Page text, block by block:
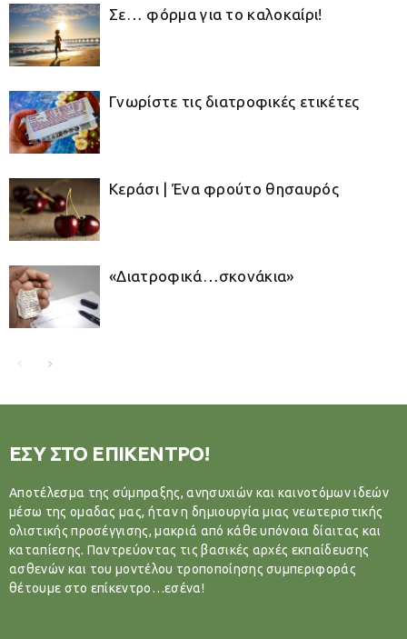
Σε… φόρμα για το καλοκαίρι!
Γνωρίστε τις διατροφικές ετικέτες
Κεράσι | Ένα φρούτο θησαυρός
«Διατροφικά…σκονάκια»
ΕΣΥ ΣΤΟ ΕΠΙΚΕΝΤΡΟ!
Αποτέλεσμα της σύμπραξης, ανησυχιών και καινοτόμων ιδεών
μέσω της ομαδας μας, ήταν η δημιουργία μιας νεωτεριστικής
ολιστικής προσέγγισης, μακριά από κάθε υπόνοια δίαιτας και
καταπίεσης. Παντρεύοντας τις βασικές αρχές εκπαίδευσης
ασθενών και του μοντέλου τροποποίησης συμπεριφοράς
θέτουμε στο επίκεντρο…εσένα!